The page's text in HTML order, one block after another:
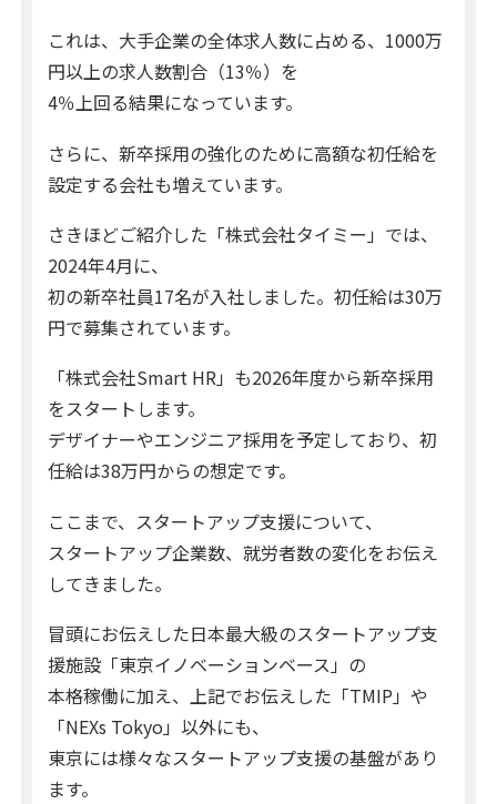
これは、大手企業の全体求人数に占める、1000万
円以上の求人数割合（13％）を
4％上回る結果になっています。
さらに、新卒採用の強化のために高額な初任給を
設定する会社も増えています。
さきほどご紹介した「株式会社タイミー」では、
2024年4月に、
初の新卒社員17名が入社しました。初任給は30万
円で募集されています。
「株式会社Smart HR」も2026年度から新卒採用
をスタートします。
デザイナーやエンジニア採用を予定しており、初
任給は38万円からの想定です。
ここまで、スタートアップ支援について、
スタートアップ企業数、就労者数の変化をお伝え
してきました。
冒頭にお伝えした日本最大級のスタートアップ支
援施設「東京イノベーションベース」の
本格稼働に加え、上記でお伝えした「TMIP」や
「NEXs Tokyo」以外にも、
東京には様々なスタートアップ支援の基盤があり
ます。